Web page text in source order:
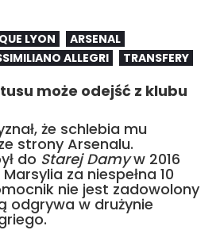
LYON
ARSENAL
ALLEGRI TRANSFERY
może odejść z klubu
że schlebia mu
strony Arsenalu.
do Starej Damyw 2016
za niespełna 10
nie jest zadowolony
odgrywa w drużynie